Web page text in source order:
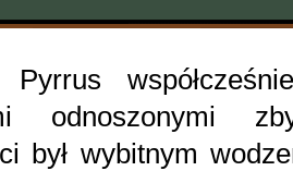
odnoszonymi
był wybitnym